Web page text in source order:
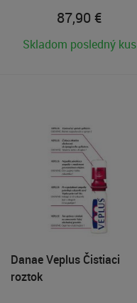
87,90 €
Skladom posledný kus
Danae Veplus Čistiaci
roztok